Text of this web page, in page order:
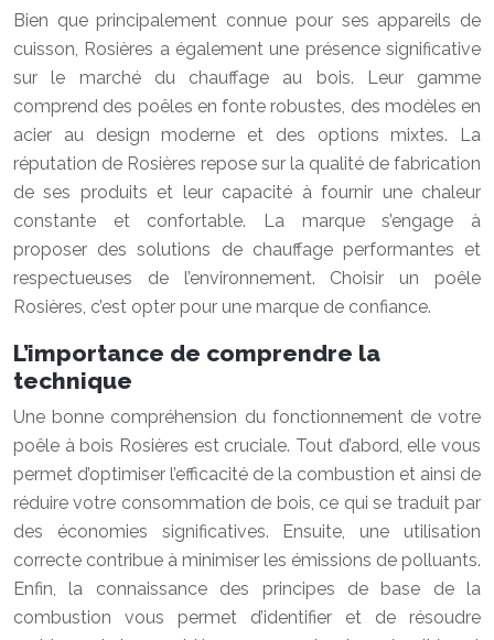
Bien que principalement connue pour ses appareils de
cuisson, Rosières a également une présence significative
sur le marché du chauffage au bois. Leur gamme
comprend des poêles en fonte robustes, des modèles en
acier au design moderne et des options mixtes. La
réputation de Rosières repose sur la qualité de fabrication
de ses produits et leur capacité à fournir une chaleur
constante et confortable. La marque s’engage à
proposer des solutions de chauffage performantes et
respectueuses de l’environnement. Choisir un poêle
Rosières, c’est opter pour une marque de confiance.
L’importance de comprendre la
technique
Une bonne compréhension du fonctionnement de votre
poêle à bois Rosières est cruciale. Tout d’abord, elle vous
permet d’optimiser l’efficacité de la combustion et ainsi de
réduire votre consommation de bois, ce qui se traduit par
des économies significatives. Ensuite, une utilisation
correcte contribue à minimiser les émissions de polluants.
Enfin, la connaissance des principes de base de la
combustion vous permet d’identifier et de résoudre